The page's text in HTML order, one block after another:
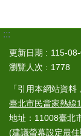
:::
更新日期
115-
瀏覽人次
1778
「引用本網站資
臺北市民當家熱線
地址：11008臺北
(建議螢幕設定最